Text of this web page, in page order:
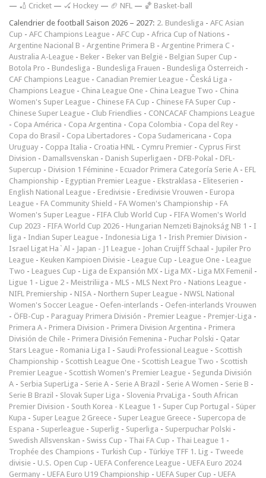
— 🏏 Cricket — 🏑 Hockey — 🏈 NFL — 🏀 Basket-ball
Calendrier de football Saison 2026 – 2027: 2. Bundesliga - AFC Asian
Cup - AFC Champions League - AFC Cup - Africa Cup of Nations -
Argentine Nacional B - Argentine Primera B - Argentine Primera C -
Australia A-League - Beker - Beker van België - Belgian Super Cup -
Botola Pro - Bundesliga - Bundesliga Frauen - Bundesliga Österreich -
CAF Champions League - Canadian Premier League - Česká Liga -
Champions League - China League One - China League Two - China
Women's Super League - Chinese FA Cup - Chinese FA Super Cup -
Chinese Super League - Club Friendlies - CONCACAF Champions League
- Copa América - Copa Argentina - Copa Colombia - Copa del Rey -
Copa do Brasil - Copa Libertadores - Copa Sudamericana - Copa
Uruguay - Coppa Italia - Croatia HNL - Cymru Premier - Cyprus First
Division - Damallsvenskan - Danish Superligaen - DFB-Pokal - DFL-
Supercup - Division 1 Féminine - Ecuador Primera Categoría Serie A - EFL
Championship - Egyptian Premier League - Ekstraklasa - Eliteserien -
English National League - Eredivisie - Eredivisie Vrouwen - Europa
League - FA Community Shield - FA Women's Championship - FA
Women's Super League - FIFA Club World Cup - FIFA Women's World
Cup 2023 - FIFA World Cup 2026 - Hungarian Nemzeti Bajnokság NB 1 - I
liga - Indian Super League - Indonesia Liga 1 - Irish Premier Division -
Israel Ligat Ha`Al - Japan - J1 League - Johan Cruijff Schaal - Jupiler Pro
League - Keuken Kampioen Divisie - League Cup - League One - League
Two - Leagues Cup - Liga de Expansión MX - Liga MX - Liga MX Femenil -
Ligue 1 - Ligue 2 - Meistriliiga - MLS - MLS Next Pro - Nations League -
NIFL Premiership - NISA - Northern Super League - NWSL National
Women's Soccer League - Oefen-interlands - Oefen-interlands Vrouwen
- ÖFB-Cup - Paraguay Primera División - Premier League - Premjer-Liga -
Primera A - Primera Division - Primera Division Argentina - Primera
División de Chile - Primera División Femenina - Puchar Polski - Qatar
Stars League - Romania Liga I - Saudi Professional League - Scottish
Championship - Scottish League One - Scottish League Two - Scottish
Premier League - Scottish Women's Premier League - Segunda División
A - Serbia SuperLiga - Serie A - Serie A Brazil - Serie A Women - Serie B -
Serie B Brazil - Slovak Super Liga - Slovenia PrvaLiga - South African
Premier Division - South Korea - K League 1 - Super Cup Portugal - Süper
Kupa - Super League 2 Greece - Super League Greece - Supercopa de
Espana - Superleague - Superlig - Superliga - Superpuchar Polski -
Swedish Allsvenskan - Swiss Cup - Thai FA Cup - Thai League 1 -
Trophée des Champions - Turkish Cup - Türkiye TFF 1. Lig - Tweede
divisie - U.S. Open Cup - UEFA Conference League - UEFA Euro 2024
Germany - UEFA Euro U19 Championship - UEFA Super Cup - UEFA